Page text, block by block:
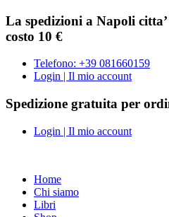
La spedizioni a Napoli
costo 10 €
Telefono: +39 081660159
Login | Il mio account
Spedizione gratuita per
Login | Il mio account
Home
Chi siamo
Libri